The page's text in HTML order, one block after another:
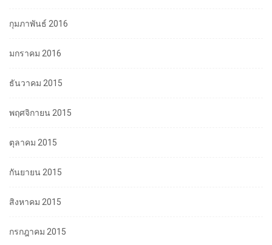
กุมภาพันธ์ 2016
มกราคม 2016
ธันวาคม 2015
พฤศจิกายน 2015
ตุลาคม 2015
กันยายน 2015
สิงหาคม 2015
กรกฎาคม 2015